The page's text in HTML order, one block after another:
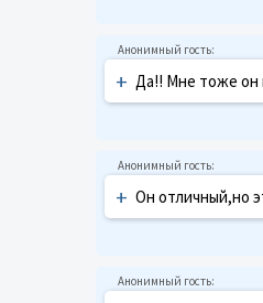
+ Да!! Мне тоже он
+ Он отличный,но